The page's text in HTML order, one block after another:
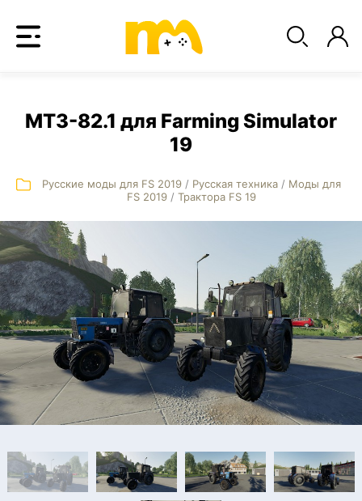
МТЗ-82.1 для Farming Simulator
19
Русские моды для FS 2019/ Русская техника/ Моды для
FS 2019/ Трактора FS 19